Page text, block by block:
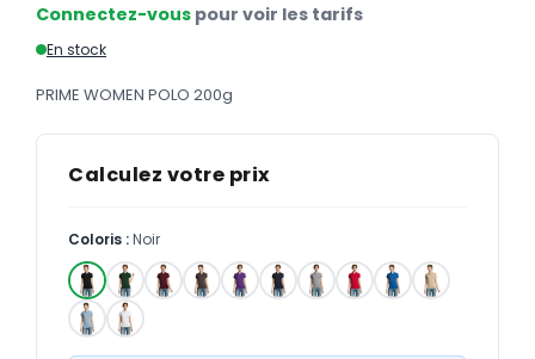
Chemises
Bons de commande
GRAND FORMAT
Posters
Connectez-vous pour voir les tarifs
En stock
PRIME WOMEN POLO 200g
Calculez votre prix
Coloris :Noir
✓